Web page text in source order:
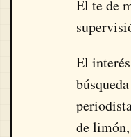
El te de
El
de